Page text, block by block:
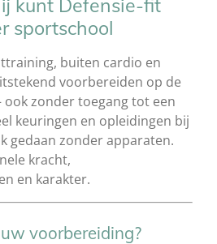
kunt Defensie-fit
sportschool
buiten cardio en
voorbereiden op de
ook zonder toegang tot een
keuringen en opleidingen bij
gedaan zonder apparaten.
kracht,
en karakter.
voorbereiding?